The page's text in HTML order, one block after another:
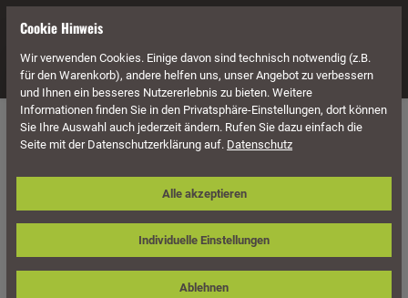
Navigation
Überdachung Terrassenüberdachungen
Skan Holz Terrassenüberdachung
Ancona 434 x 250 cm, Leimholz
Cookie Hinweis
Wir verwenden Cookies. Einige davon sind technisch notwendig (z.B.
für den Warenkorb), andere helfen uns, unser Angebot zu verbessern
und Ihnen ein besseres Nutzererlebnis zu bieten. Weitere
Informationen finden Sie in den Privatsphäre-Einstellungen, dort können
Sie Ihre Auswahl auch jederzeit ändern. Rufen Sie dazu einfach die
Seite mit der Datenschutzerklärung auf. Datenschutz
Individuelle Einstellungen
Ablehnen
Alle akzeptieren